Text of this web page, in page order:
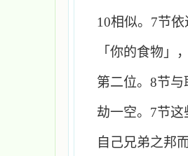
10相似。 7节
「你的食物」
第二位。 8节与
劫一空。 7节这
自己兄弟之邦